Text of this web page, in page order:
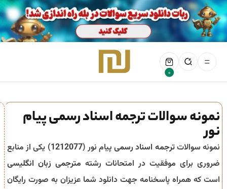
0
نمونه سوالات ترجمه اسناد رسمی پیام
نور
نمونه سوالاتترجمه اسناد رسمیپیام نور (1212077) یکی از منابع
ضروری برای موفقیت در امتحانات رشته مترجمی زبان انگلیسی
است که همراه پاسخنامه جهت دانلود شما عزیزان به صورت رایگان